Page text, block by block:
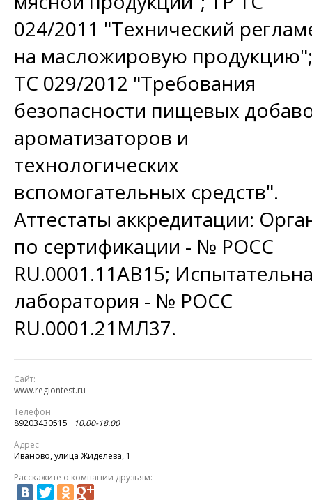
024/2011 "Технический
на масложировую
ТС 029/2012 "Требования
безопасности пищевых
ароматизаторов и
технологических
вспомогательных средств".
Аттестаты аккредитации:
по сертификации - № РОСС
RU.0001.11АВ15;
лаборатория - № РОСС
RU.0001.21МЛ37.
Сайт:
www.regiontest.ru
Телефон
89203430515
10.00-18.00
Адрес
Иваново, улица Жиделева, 1
Расскажите о компании друзьям: